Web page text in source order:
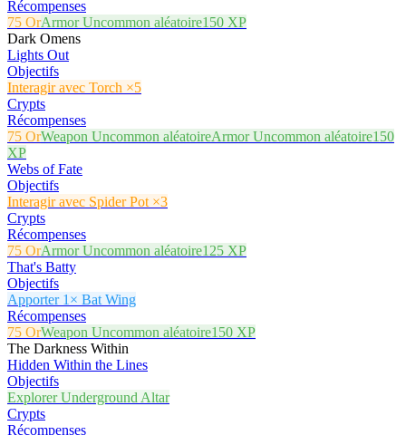
Récompenses
75 OrArmor Uncommon aléatoire150 XP
Dark Omens
Lights Out
Objectifs
Interagir avec Torch ×5
Crypts
Récompenses
75 OrWeapon Uncommon aléatoireArmor Uncommon aléatoire150
XP
Webs of Fate
Objectifs
Interagir avec Spider Pot ×3
Crypts
Récompenses
75 OrArmor Uncommon aléatoire125 XP
That's Batty
Objectifs
Apporter 1× Bat Wing
Récompenses
75 OrWeapon Uncommon aléatoire150 XP
The Darkness Within
Hidden Within the Lines
Objectifs
Explorer Underground Altar
Crypts
Récompenses